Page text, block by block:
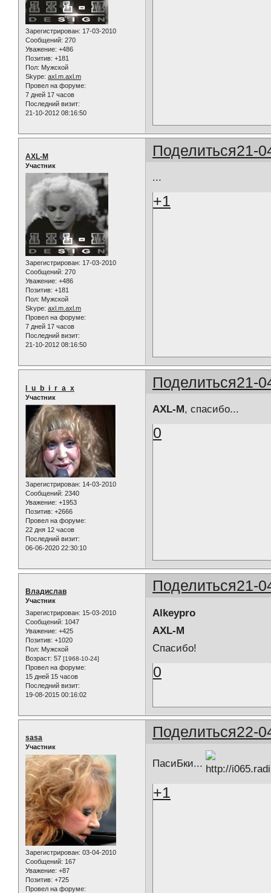
Зарегистрирован: 17-03-2010
Сообщений: 270
Уважение: +486
Позитив: +181
Пол: Мужской
Skype: axl.m.axl.m
Провел на форуме:
7 дней 17 часов
Последний визит:
21-10-2012 08:16:50
Поделиться21-
AXL-M
Участник
Зарегистрирован: 17-03-2010
Сообщений: 270
Уважение: +486
Позитив: +181
Пол: Мужской
Skype: axl.m.axl.m
Провел на форуме:
7 дней 17 часов
Последний визит:
21-10-2012 08:16:50
...
+1
Поделиться21-
l_u_b_i_r_a_x
Участник
Зарегистрирован: 14-03-2010
Сообщений: 2340
Уважение: +1953
Позитив: +2666
Провел на форуме:
22 дня 12 часов
Последний визит:
06-06-2020 22:30:10
AXL-M , спасибо...
0
Поделиться21-
Владислав
Участник
Зарегистрирован: 15-03-2010
Сообщений: 1047
Уважение: +425
Позитив: +1020
Пол: Мужской
Возраст: 57 [1968-10-24]
Провел на форуме:
15 дней 15 часов
Последний визит:
19-08-2015 00:16:02
Alkeypro
AXL-M
Спасибо!
0
Поделиться22-
sasa
Участник
Зарегистрирован: 03-04-2010
Сообщений: 167
Уважение: +87
Позитив: +725
Провел на форуме:
ПасиБки...
+1